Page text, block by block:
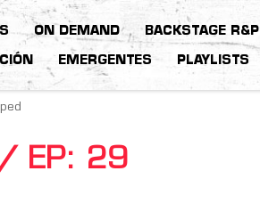
ON DEMAND BACKSTAGE R&P
EMERGENTES PLAYLISTS
/ EP: 29